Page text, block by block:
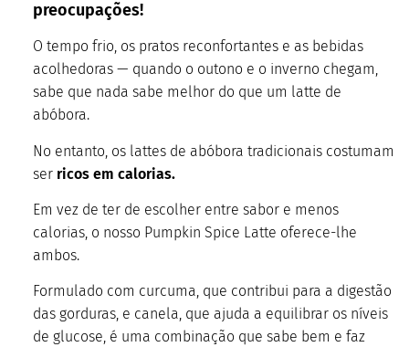
preocupações!
O tempo frio, os pratos reconfortantes e as bebidas
acolhedoras — quando o outono e o inverno chegam,
sabe que nada sabe melhor do que um latte de
abóbora.
No entanto, os lattes de abóbora tradicionais costumam
ser ricos em calorias.
Em vez de ter de escolher entre sabor e menos
calorias, o nosso Pumpkin Spice Latte oferece-lhe
ambos.
Formulado com curcuma, que contribui para a digestão
das gorduras, e canela, que ajuda a equilibrar os níveis
de glucose, é uma combinação que sabe bem e faz